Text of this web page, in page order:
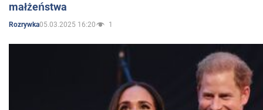
małżeństwa
Rozrywka05.03.2025 16:20 1